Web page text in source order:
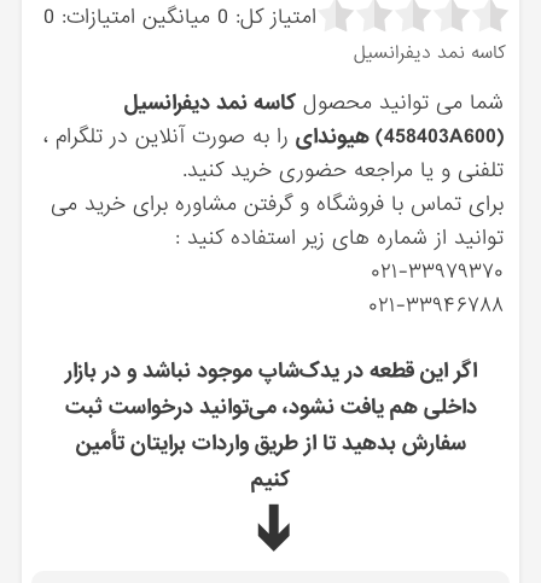
امتیاز کل: 0 میانگین امتیازات: 0
كاسه نمد ديفرانسيل
شما می توانید محصولكاسه نمد ديفرانسيل
(458403A600) هیوندای
را به صورت آنلاین در تلگرام ،
تلفنی و یا مراجعه حضوری خرید کنید.
برای تماس با فروشگاه و گرفتن مشاوره برای خرید می
توانید از شماره های زیر استفاده کنید :
۰۲۱-۳۳۹۷۹۳۷۰
۰۲۱-۳۳۹۴۶۷۸۸
اگر این قطعه در یدک‌شاپ موجود نباشد و در بازار
داخلی هم یافت نشود، می‌توانید درخواست ثبت
سفارش بدهید تا از طریق واردات برایتان تأمین
کنیم
➔